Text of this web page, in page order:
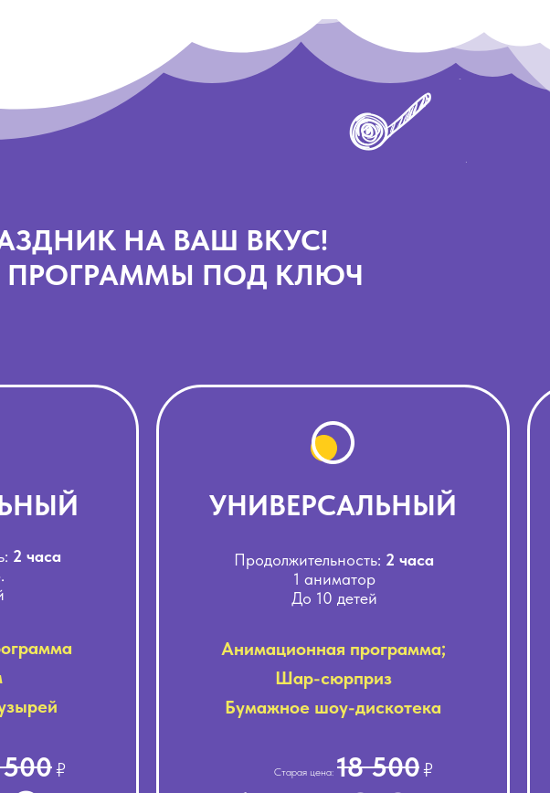
НА ВАШ ВКУС!
ПРОГРАММЫ ПОД КЛЮЧ
18 500₽
Старая цена:
500₽
2 часа
УНИВЕРСАЛЬНЫЙ
Продолжительность: 2 часа
1 аниматор
До 10 детей
Анимационная программа;
Шар-сюрприз
Бумажное шоу-дискотека